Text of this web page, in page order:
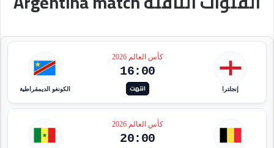
إنجلترا
كأس العالم 2026
16:00
انتهت الكونغو الديمقراطية
كأس العالم 2026
20:00